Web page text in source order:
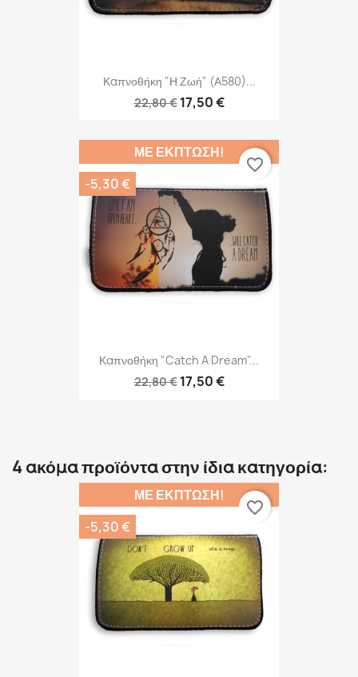
Καπνοθήκη "η Ζωή" (Α580)...
22,80 € 17,50 €
Καπνοθήκη "Catch A Dream"...
22,80 € 17,50 €
ΜΕ ΈΚΠΤΩΣΗ!
-5,30 €
favorite_border
4 ακόμα προϊόντα στην ίδια κατηγορία:
ΜΕ ΈΚΠΤΩΣΗ!
-5,30 €
favorite_border